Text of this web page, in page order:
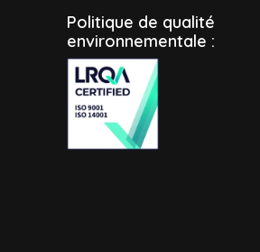
Politique de qualité
environnementale :